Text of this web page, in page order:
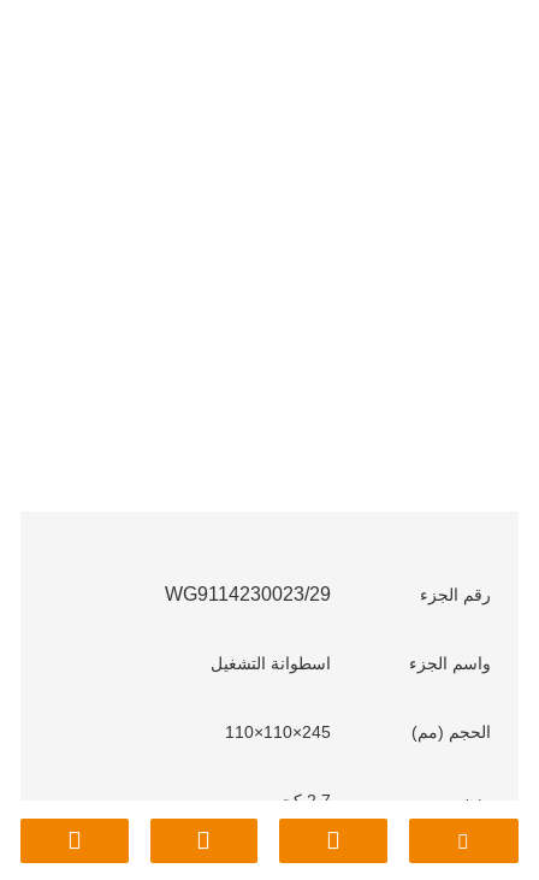
رقم الجزء WG9114230023/29
واسم الجزء اسطوانة التشغيل
الحجم (مم) 245×110×110
وزن 2.7 كجم
م نموذج ساينو تراك